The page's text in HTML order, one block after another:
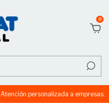
0
Atención personalizada a empresas.